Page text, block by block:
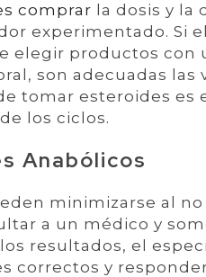
comprar la dosis y la
experimentado. Si
elegir productos con
son adecuadas las
tomar esteroides
los ciclos.
Anabólicos
minimizarse al
a un médico y
resultados, el
correctos y